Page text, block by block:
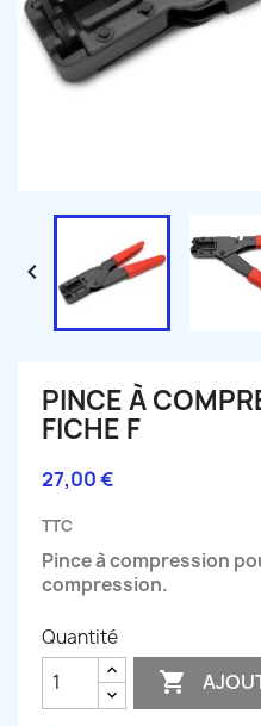

PINCE À
FICHE F
27,00 €
TTC
Pince à compression
compression.
Quantité
